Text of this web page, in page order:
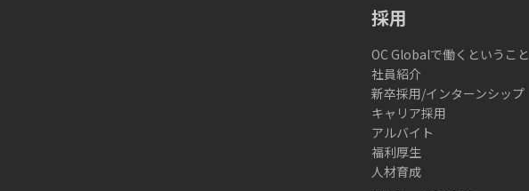
採用
OC Globalで働くということ
社員紹介
新卒採用/インターンシップ
キャリア採用
アルバイト
福利厚生
人材育成